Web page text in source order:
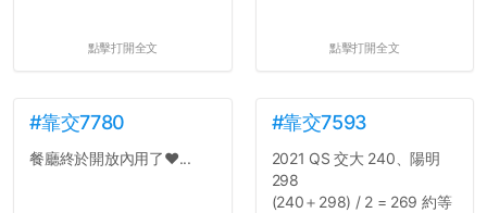
點擊打開全文 點擊打開全文
#靠交7780
餐廳終於開放內用了❤️...
#靠交7593
2021 QS 交大 240、陽明
298
(240＋298) / 2 = 269 約等